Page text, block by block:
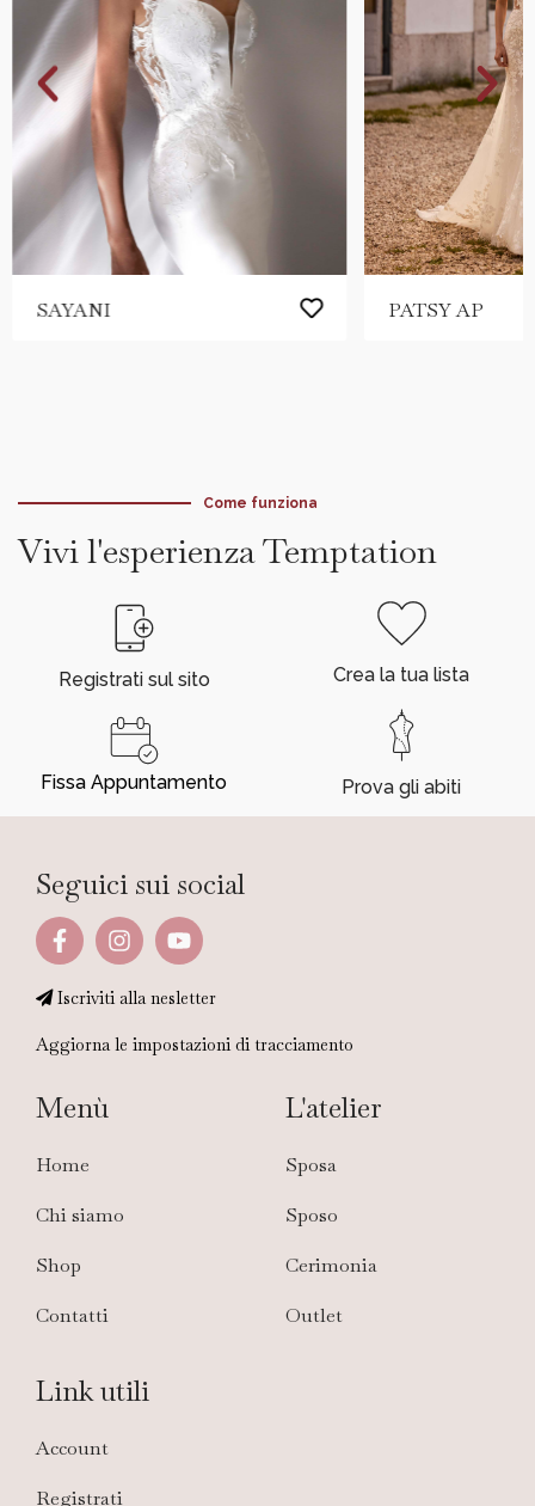
SAYANI PATSY AP
Come funziona
Vivi l'esperienza Temptation
Registrati sul sito
Fissa Appuntamento
Crea la tua lista
Prova gli abiti
Seguici sui social
Iscriviti alla nesletter
Aggiorna le impostazioni di tracciamento
Menù
Home
Chi siamo
Shop
Contatti
L'atelier
Sposa
Sposo
Cerimonia
Outlet
Link utili
Account
Registrati